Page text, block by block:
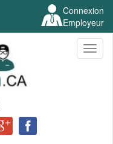
Connexion
Employeur